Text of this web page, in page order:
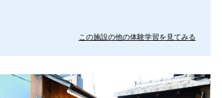
この施設の他の体験学習を見てみる